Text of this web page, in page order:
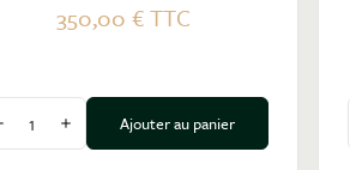
350,00 €TTC
Diminuer la quantité
Augmenter la quantité
Ajouter au panier